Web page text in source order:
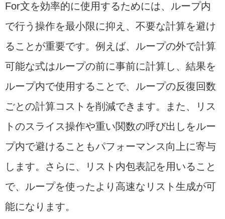
For文を効率的に使用するためには、ループ内
で行う操作を最小限に抑え、不要な計算を避け
ることが重要です。例えば、ループの外で計算
可能な式はループの前に事前に計算し、結果を
ループ内で使用することで、ループの反復回数
ごとの計算コストを削減できます。また、リス
トのスライス操作や重い関数の呼び出しをルー
プ内で避けることもパフォーマンス向上に寄与
します。さらに、リスト内包表記を用いること
で、ループを使ったより高速なリスト生成が可
能になります。